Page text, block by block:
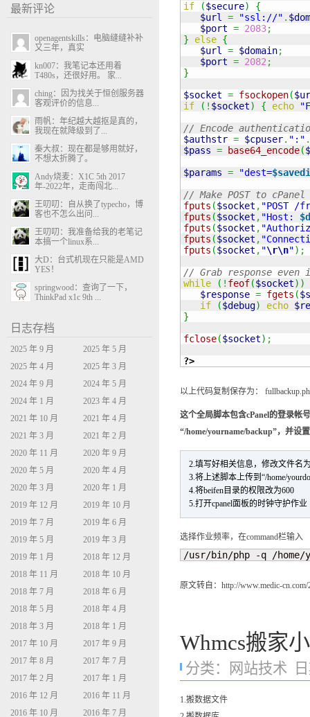
if
($secure)
{
$url
= "ssl://" .
$port = 2083;
}
else {
$url
= $domain;
$port = 2082 ;
}
$socket = fsockopen(
if
( ! $socket) { echo
// Encode
$authstr = $cpuser. ":" .
$pass = base64_encode(
$params = "dest=
// Make POST to cPanel
fputs ($socket , "POST /
fputs ($socket , "Host:
fputs ($socket ,
fputs ($socket ,
fputs ($socket , "\r\n") ;
// Grab response
while
( ! feof($socket) )
$response = fgets (
if
($debug) echo
}
fclose($socket) ;
?>
以上代码复制保存为：
这个全局脚本包含cPanel的登录帐
“/home/yourname/backup”，并设
2.填写好相关信息，修改文件名
3.将上述脚本上传到“/home/
4.将beifen目录的权限改为600
5.打开cpanel面板的时钟守护作业
选择作业频率，在command栏输入
/usr/bin/php -q /home/
原文转自：http://www.medic-cn.com/
Whmcs搬家
分类： 网站技术
1.搬数据文件
最新评论
openagentskills：电脑缝缝补补
又三年，真实
kn007：我笔记本还用着
T480s，还很好用。 家...
ching：因为找关于恒创服务器
客观评价的信息...
雨帆：年纪越大越抠是真的，
我现在就降级到了...
秦大叔：现在都是够用就好，
不想太折腾了。
Andy烧麦：X1C 5th 2017
年-2022年，走南闯北...
王叨叨：自从换了typecho，博
客也不怎么出问...
王叨叨：我准备给我的老笔记
本搞一个linux系...
大D：台式机现在只能是AMD
YES！
springwood：查询了一下，
ThinkPad x1c 9th ...
日志存档
2025 年 9 月
2025 年 5 月
2025 年 4 月
2025 年 3 月
2024 年 9 月
2024 年 5 月
2024 年 1 月
2023 年 4 月
2021 年 10 月
2021 年 4 月
2021 年 3 月
2021 年 2 月
2020 年 11 月
2020 年 9 月
2020 年 5 月
2020 年 4 月
2020 年 3 月
2020 年 1 月
2019 年 12 月
2019 年 10 月
2019 年 7 月
2019 年 6 月
2019 年 5 月
2019 年 3 月
2019 年 1 月
2018 年 12 月
2018 年 11 月
2018 年 10 月
2018 年 7 月
2018 年 6 月
2018 年 5 月
2018 年 4 月
2018 年 3 月
2018 年 1 月
2017 年 10 月
2017 年 9 月
2017 年 8 月
2017 年 7 月
2017 年 2 月
2017 年 1 月
2016 年 12 月
2016 年 11 月
2016 年 10 月
2016 年 7 月